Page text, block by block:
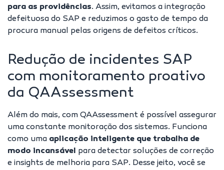
para as providências. Assim, evitamos a integração
defeituosa do SAP e reduzimos o gasto de tempo da
procura manual pelas origens de defeitos críticos.
Redução de incidentes SAP
com monitoramento proativo
da QAAssessment
Além do mais, com QAAssessment é possível assegurar
uma constante monitoração dos sistemas. Funciona
como uma aplicação inteligente que trabalha de
modo incansável para detectar soluções de correção
e insights de melhoria para SAP. Desse jeito, você se